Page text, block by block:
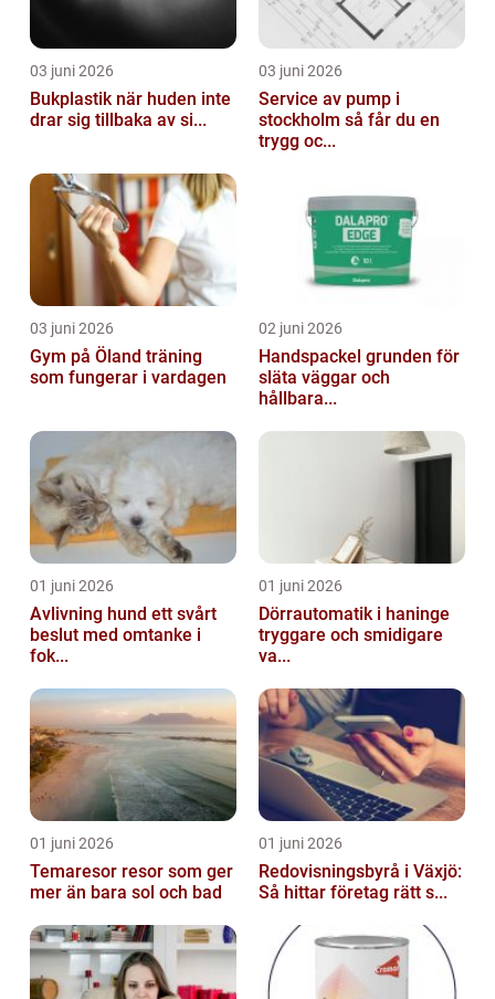
03 juni 2026
Bukplastik när huden inte
drar sig tillbaka av si...
03 juni 2026
Service av pump i
stockholm så får du en
trygg oc...
03 juni 2026
Gym på Öland träning
som fungerar i vardagen
02 juni 2026
Handspackel grunden för
släta väggar och
hållbara...
01 juni 2026
Avlivning hund ett svårt
beslut med omtanke i
fok...
01 juni 2026
Dörrautomatik i haninge
tryggare och smidigare
va...
01 juni 2026
Temaresor resor som ger
mer än bara sol och bad
01 juni 2026
Redovisningsbyrå i Växjö:
Så hittar företag rätt s...